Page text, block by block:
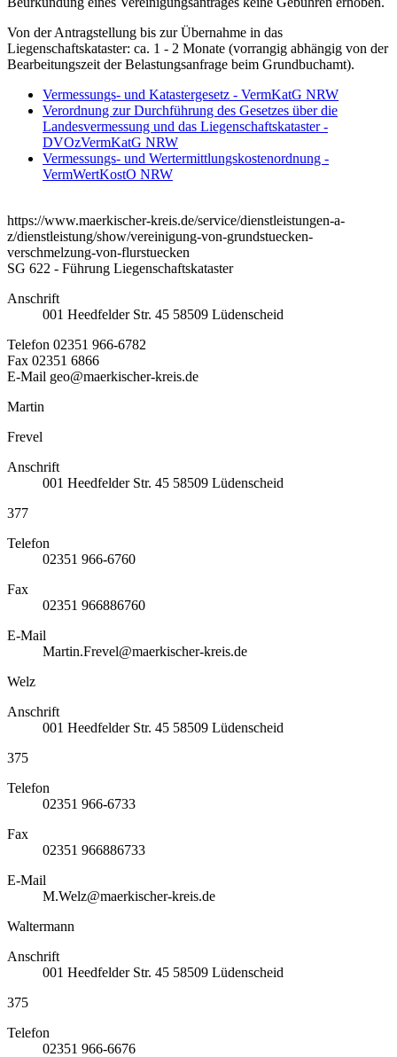
Von der Antragstellung bis zur Übernahme in das
Liegenschaftskataster: ca. 1 - 2 Monate (vorrangig abhängig von der
Bearbeitungszeit der Belastungsanfrage beim Grundbuchamt).
Vermessungs- und Katastergesetz - VermKatG NRW
Verordnung zur Durchführung des Gesetzes über die
Landesvermessung und das Liegenschaftskataster -
DVOzVermKatG NRW
Vermessungs- und Wertermittlungskostenordnung -
VermWertKostO NRW
https://www.maerkischer-kreis.de/service/dienstleistungen-a-
z/dienstleistung/show/vereinigung-von-grundstuecken-
verschmelzung-von-flurstuecken
SG 622 - Führung Liegenschaftskataster
Anschrift
001 Heedfelder Str. 45 58509 Lüdenscheid
Telefon 02351 966-6782
Fax 02351 6866
E-Mail geo@maerkischer-kreis.de
Martin
Frevel
Anschrift
001 Heedfelder Str. 45 58509 Lüdenscheid
377
Telefon
02351 966-6760
Fax
02351 966886760
E-Mail
Martin.Frevel@maerkischer-kreis.de
Welz
Anschrift
001 Heedfelder Str. 45 58509 Lüdenscheid
375
Telefon
02351 966-6733
Fax
02351 966886733
E-Mail
M.Welz@maerkischer-kreis.de
Waltermann
Anschrift
001 Heedfelder Str. 45 58509 Lüdenscheid
375
Telefon
02351 966-6676